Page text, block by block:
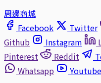
周邊商城
Facebook
Twitter
Github
Instagram
Pinterest
Reddit
Whatsapp
Youtube